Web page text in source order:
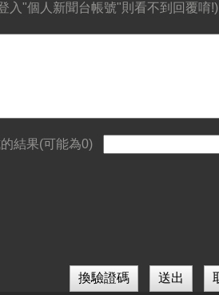
入"個人新聞台帳號"則看不到回覆唷!)
結果(可能為0)